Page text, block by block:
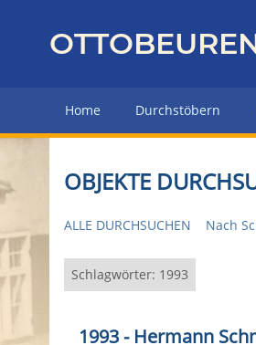
z
r
H
u
p
e
Home Durchstöbern
OBJEKTE
ALLE DURCHSUCHEN Nach
Schlagwörter: 1993
1993 - Hermann